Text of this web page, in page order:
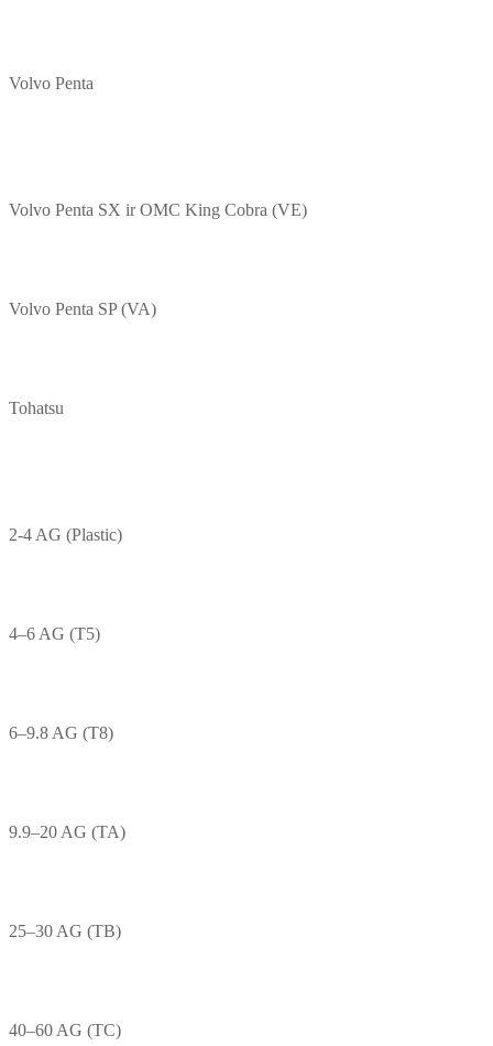
Volvo Penta
Volvo Penta SX ir OMC King Cobra (VE)
Volvo Penta SP (VA)
Tohatsu
2-4 AG (Plastic)
4–6 AG (T5)
6–9.8 AG (T8)
9.9–20 AG (TA)
25–30 AG (TB)
40–60 AG (TC)